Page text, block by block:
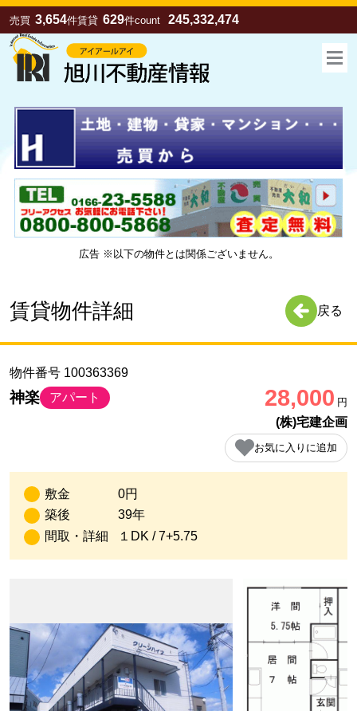
売買 3,654件賃貸 629件count 245,332,474
広告 ※以下の物件とは関係ございません。
賃貸物件詳細 戻る
物件番号 100363369
神楽 アパート 28,000 円
(株)宅建企画
お気に入りに追加
敷金
0円
築後
39年
間取・詳細
１DK / 7+5.75